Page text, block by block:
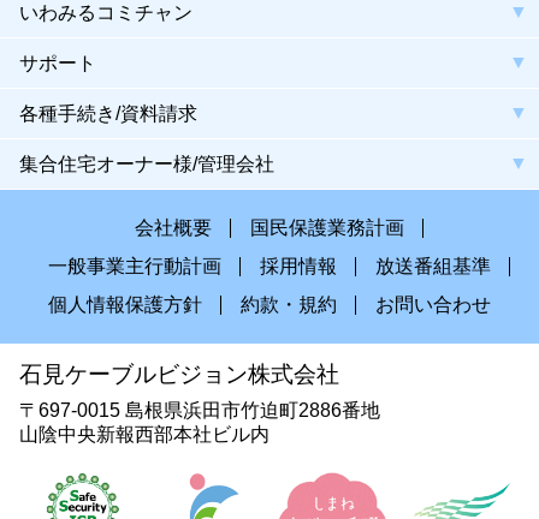
いわみるコミチャン
サポート
各種手続き/資料請求
集合住宅オーナー様/管理会社
会社概要
国民保護業務計画
一般事業主行動計画
採用情報
放送番組基準
個人情報保護方針
約款・規約 お問い合わせ
石見ケーブルビジョン株式会社
〒697-0015 島根県浜田市竹迫町2886番地
山陰中央新報西部本社ビル内